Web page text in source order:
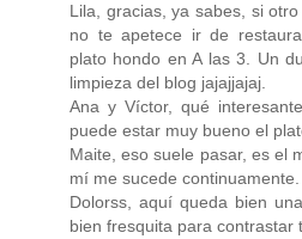
Lila, gracias, ya sabes, si
no te apetece ir de
plato hondo en A las 3. Un
limpieza del blog jajajjajaj.
Ana y Víctor, qué
puede estar muy bueno el
Maite, eso suele pasar, es el
mí me sucede continuamente.
Dolorss, aquí queda bien
bien fresquita para contrastar